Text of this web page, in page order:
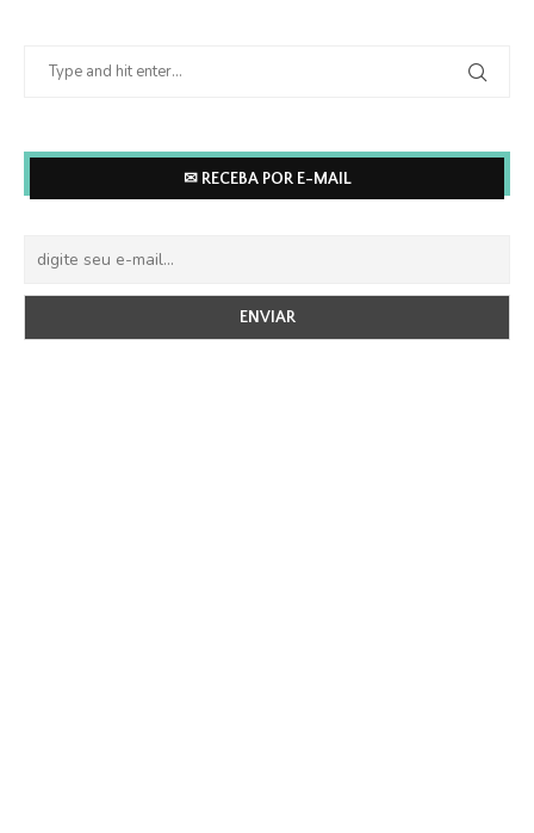
✉ RECEBA POR E-MAIL